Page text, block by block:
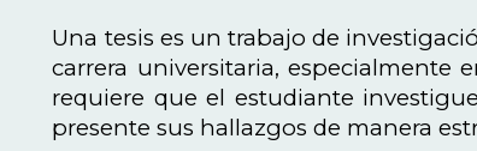
Una tesis es un trabajo de
carrera universitaria, especialmente
requiere que el estudiante
presente sus hallazgos de manera